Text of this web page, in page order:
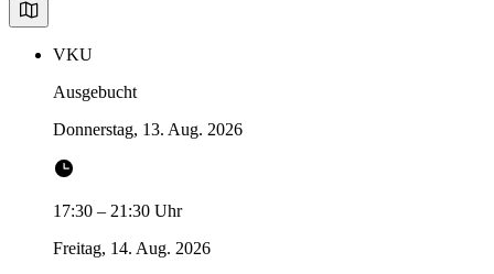
VKU
Ausgebucht
Donnerstag, 13. Aug. 2026
17:30 – 21:30 Uhr
Freitag, 14. Aug. 2026